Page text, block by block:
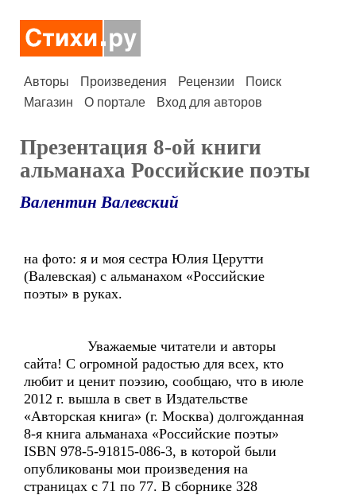
Авторы Произведения Рецензии
Поиск
Магазин
О портале Вход для авторов
Презентация 8-ой книги
альманаха Российские поэты
Валентин Валевский
на фото: я и моя сестра Юлия Церутти
(Валевская) с альманахом «Российские
поэты» в руках.
Уважаемые читатели и авторы
сайта! С огромной радостью для всех, кто
любит и ценит поэзию, сообщаю, что в июле
2012 г. вышла в свет в Издательстве
«Авторская книга» (г. Москва) долгожданная
8-я книга альманаха «Российские поэты»
ISBN 978-5-91815-086-3, в которой были
опубликованы мои произведения на
страницах с 71 по 77. В сборнике 328